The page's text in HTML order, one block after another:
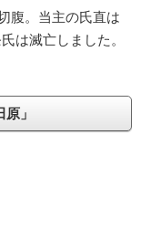
腹。当主の氏直は
は滅亡しました。
」